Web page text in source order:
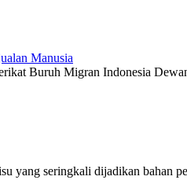
Manusia
Buruh Migran Indonesia
yang seringkali dijadikan bahan